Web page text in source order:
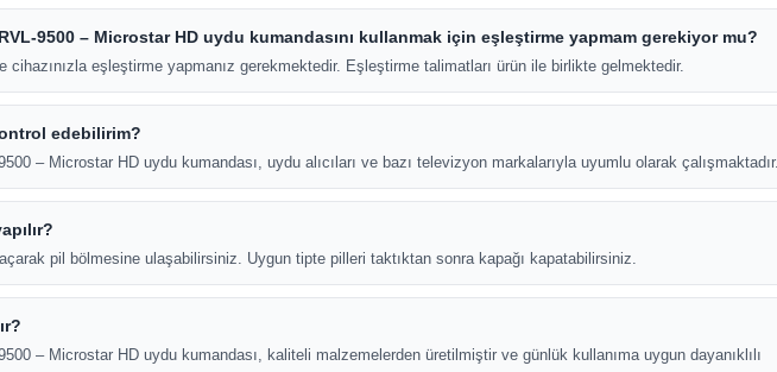
9500 – Microstar HD uydu kumandasını kullanmak için eşleştirme yapmam gerekiyor mu?
eşleştirme yapmanız gerekmektedir. Eşleştirme talimatları ürün ile birlikte gelmektedir.
edebilirim?
– Microstar HD uydu kumandası, uydu alıcıları ve bazı televizyon markalarıyla uyumlu olarak çalışmaktadır.
pil bölmesine ulaşabilirsiniz. Uygun tipte pilleri taktıktan sonra kapağı kapatabilirsiniz.
– Microstar HD uydu kumandası, kaliteli malzemelerden üretilmiştir ve günlük kullanıma uygun dayanıklılı